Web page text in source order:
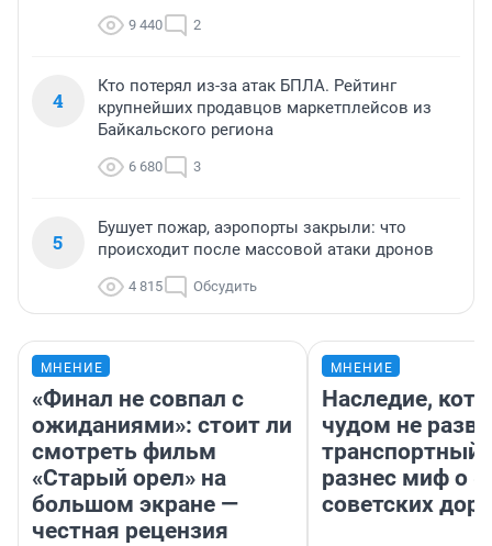
9 440 2
4
Кто потерял из-за атак БПЛА. Рейтинг
крупнейших продавцов маркетплейсов из
Байкальского региона
6 680 3
5
Бушует пожар, аэропорты закрыли: что
происходит после массовой атаки дронов
4 815 Обсудить
МНЕНИЕ
«Финал не совпал с
ожиданиями»: стоит ли
смотреть фильм
«Старый орел» на
большом экране —
честная рецензия
МНЕНИЕ
Наследие,
чудом не
транспортный
разнес миф о
советских